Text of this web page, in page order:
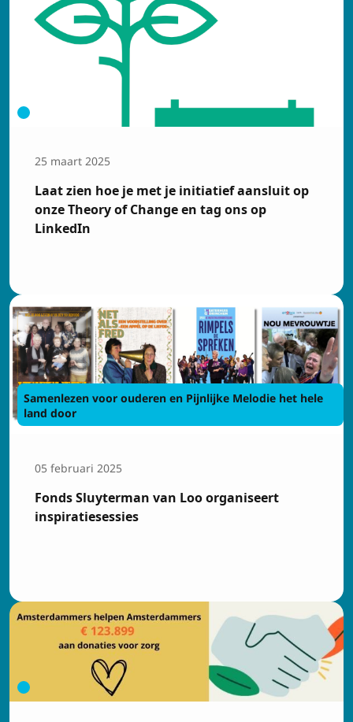
25 maart 2025
Laat zien hoe je met je initiatief aansluit op
onze Theory of Change en tag ons op
LinkedIn
Samenlezen voor ouderen en Pijnlijke Melodie het hele
land door
05 februari 2025
Fonds Sluyterman van Loo organiseert
inspiratiesessies